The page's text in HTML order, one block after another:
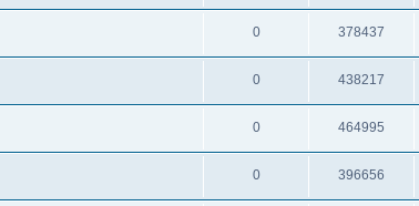
0 378437
0 438217
0 464995
0 396656